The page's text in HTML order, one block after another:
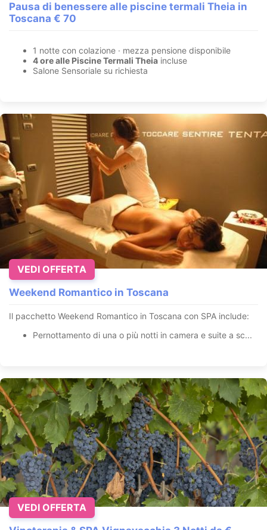
Pausa di benessere alle piscine termali Theia in
Toscana € 70
1 notte con colazione · mezza pensione disponibile
4 ore alle Piscine Termali Theia incluse
Salone Sensoriale su richiesta
Weekend Romantico in Toscana
Il pacchetto Weekend Romantico in Toscana con SPA include:
Pernottamento di una o più notti in camera e suite a sc...
VEDI OFFERTA
VEDI OFFERTA